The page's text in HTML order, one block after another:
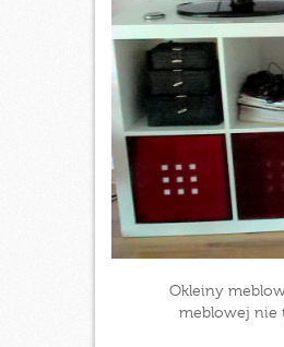
Okleiny
meblowej nie